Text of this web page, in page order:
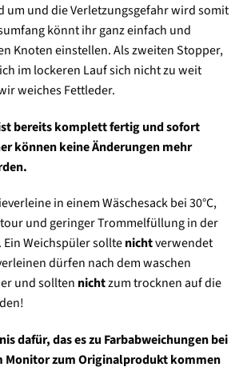
um und die Verletzungsgefahr wird somit
könnt ihr ganz einfach und
Knoten einstellen. Als zweiten Stopper,
im lockeren Lauf sich nicht zu weit
weiches Fettleder.
bereits komplett fertig und sofort
können keine Änderungen mehr
in einem Wäschesack bei 30°C,
und geringer Trommelfüllung in der
Weichspüler solltenichtverwendet
dürfen nach dem waschen
und sollten nichtzum trocknen auf die
dafür, das es zu Farbabweichungen bei
Monitor zum Originalprodukt kommen